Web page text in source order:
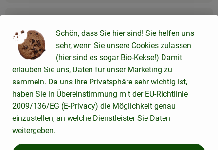
Nährwert-Info
Produktdatenblatt
Herkunft
Schön, dass Sie hier sind! Sie helfen uns
sehr, wenn Sie unsere Cookies zulassen
(hier sind es sogar Bio-Kekse!) Damit
erlauben Sie uns, Daten für unser Marketing zu
sammeln. Da uns Ihre Privatsphäre sehr wichtig ist,
haben Sie in Übereinstimmung mit der EU-Richtlinie
2009/136/EG (E-Privacy) die Möglichkeit genau
einzustellen, an welche Dienstleister Sie Daten
weitergeben.